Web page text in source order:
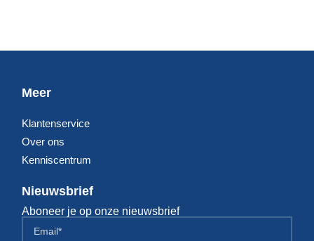
Meer
Klantenservice
Over ons
Kenniscentrum
Nieuwsbrief
Aboneer je op onze nieuwsbrief